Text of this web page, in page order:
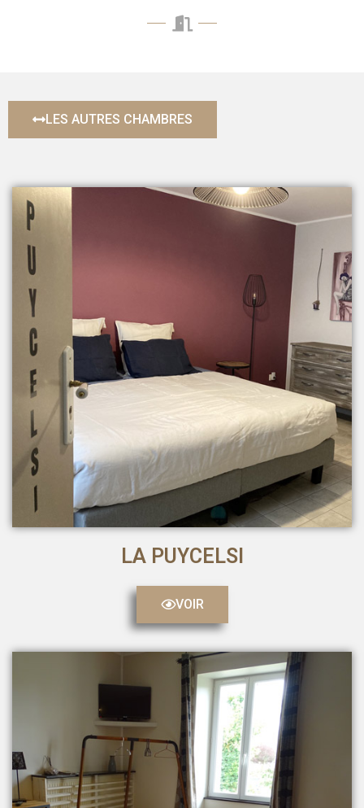
LES AUTRES CHAMBRES
LA PUYCELSI
VOIR